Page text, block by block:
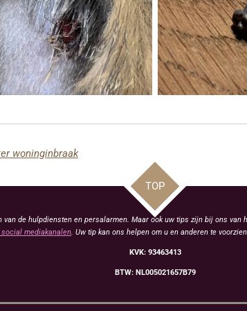
woninginbraak
TOP
de hulpdiensten en persalarmen. Maar ook uw tips zijn bij ons van
social mediakanalen. Uw tip kan ons helpen om u en anderen te
KVK: 93463413
BTW: NL005021657B79